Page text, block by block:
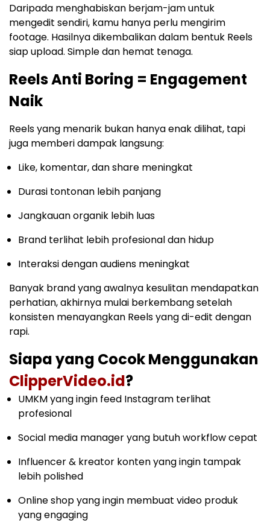
Daripada menghabiskan berjam-jam untuk
mengedit sendiri, kamu hanya perlu mengirim
footage. Hasilnya dikembalikan dalam bentuk Reels
siap upload. Simple dan hemat tenaga.
Reels Anti Boring = Engagement
Naik
Reels yang menarik bukan hanya enak dilihat, tapi
juga memberi dampak langsung:
Like, komentar, dan share meningkat
Durasi tontonan lebih panjang
Jangkauan organik lebih luas
Brand terlihat lebih profesional dan hidup
Interaksi dengan audiens meningkat
Banyak brand yang awalnya kesulitan mendapatkan
perhatian, akhirnya mulai berkembang setelah
konsisten menayangkan Reels yang di-edit dengan
rapi.
Siapa yang Cocok Menggunakan
ClipperVideo.id?
UMKM yang ingin feed Instagram terlihat
profesional
Social media manager yang butuh workflow cepat
Influencer & kreator konten yang ingin tampak
lebih polished
Online shop yang ingin membuat video produk
yang engaging